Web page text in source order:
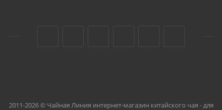
2011-2026 © Чайная Линия интернет-магазин китайского чая - для